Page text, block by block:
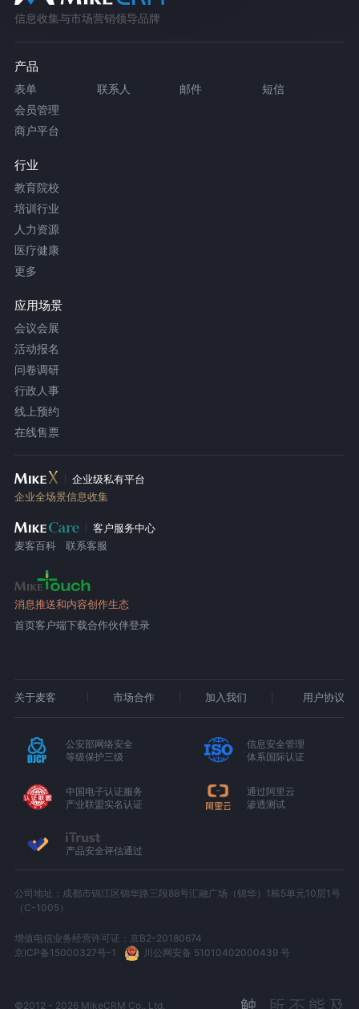
信息收集与市场营销领导品牌
产品
表单 联系人 邮件
短信
会员管理
商户平台
行业
教育院校
培训行业
人力资源
医疗健康
更多
应用场景
会议会展
活动报名
问卷调研
行政人事
线上预约
在线售票
企业级私有平台
企业全场景信息收集
客户服务中心
麦客百科
联系客服
消息推送和内容创作生态
首页客户端下载合作伙伴登录
关于麦客 市场合作 加入我们 用户协议
公安部网络安全
等级保护三级
信息安全管理
体系国际认证
中国电子认证服务
产业联盟实名认证
通过阿里云
渗透测试
产品安全评估通过
公司地址：成都市锦江区锦华路三段88号汇融广场（锦华）1栋5单元10层1号
（C-1005）
增值电信业务经营许可证：京B2-20180674
京ICP备15000327号-1
川公网安备 51010402000439 号
©2012 - 2026 MikeCRM Co., Ltd.